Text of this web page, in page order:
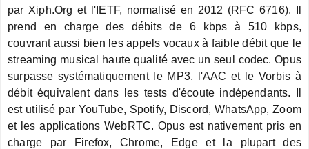
par Xiph.Org et l'IETF, normalisé en 2012 (RFC 6716). Il
prend en charge des débits de 6 kbps à 510 kbps,
couvrant aussi bien les appels vocaux à faible débit que le
streaming musical haute qualité avec un seul codec. Opus
surpasse systématiquement le MP3, l'AAC et le Vorbis à
débit équivalent dans les tests d'écoute indépendants. Il
est utilisé par YouTube, Spotify, Discord, WhatsApp, Zoom
et les applications WebRTC. Opus est nativement pris en
charge par Firefox, Chrome, Edge et la plupart des